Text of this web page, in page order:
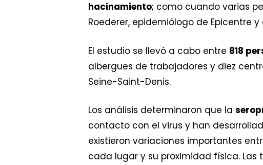
hacinamiento; como cuando varias
Roederer, epidemiólogo de Epicentre
El estudio se llevó a cabo entre 818
albergues de trabajadores y diez
Seine-Saint-Denis.
Los análisis determinaron que la
contacto con el virus y han
existieron variaciones importantes
cada lugar y su proximidad física. Las